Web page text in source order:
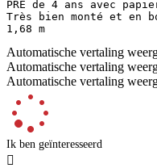
PRE de 4 ans avec
Très bien monté et en
1,68 m
Automatische vertaling
Automatische vertaling
Automatische vertaling
Ik ben geïnteresseerd
